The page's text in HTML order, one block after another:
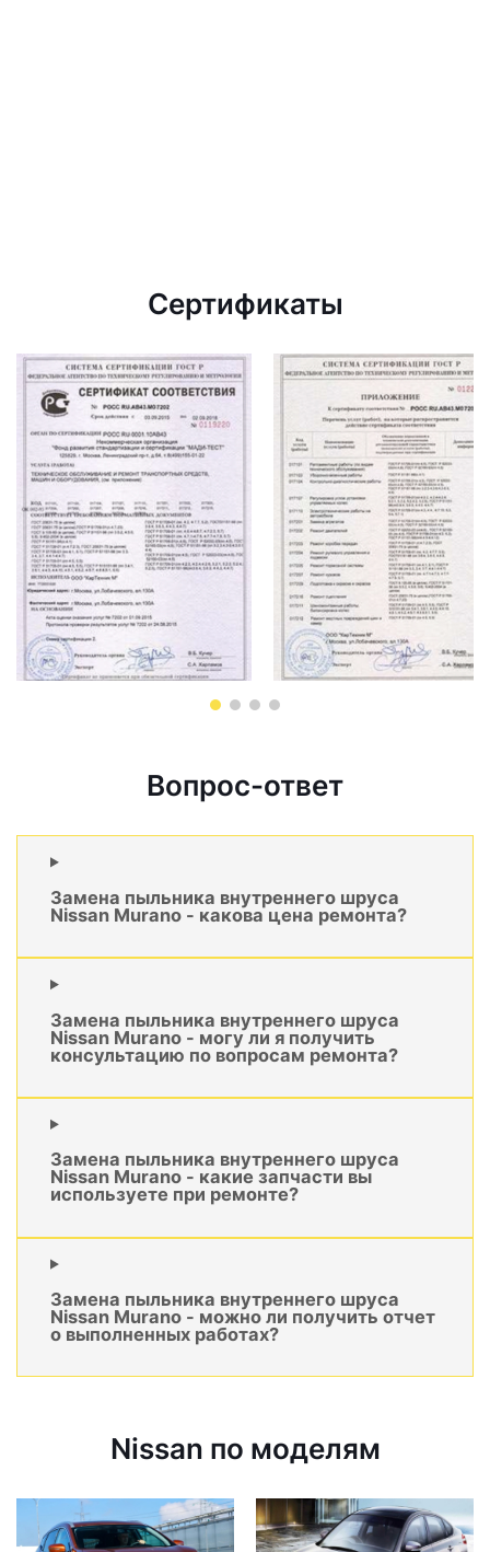
Сертификаты
Вопрос-ответ
Замена пыльника внутреннего шруса
Nissan Murano - какова цена ремонта?
Замена пыльника внутреннего шруса
Nissan Murano - могу ли я получить
консультацию по вопросам ремонта?
Замена пыльника внутреннего шруса
Nissan Murano - какие запчасти вы
используете при ремонте?
Замена пыльника внутреннего шруса
Nissan Murano - можно ли получить отчет
о выполненных работах?
Nissan по моделям